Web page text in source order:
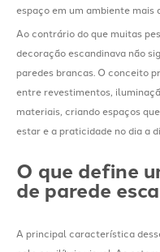
espaço em um ambiente mais
Ao contrário do que muitas
decoração escandinava não
paredes brancas. O conceito
entre revestimentos,
materiais, criando espaços
estar e a praticidade no dia a
O que define
de parede
A principal característica